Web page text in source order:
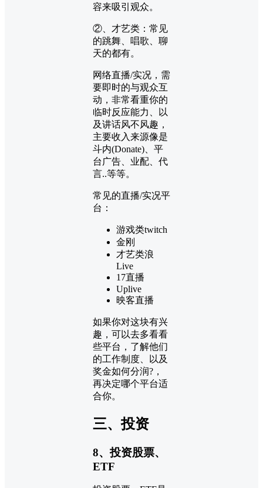
容来吸引观众。
②、才艺类：常见
的跳舞、唱歌、聊
天的都有。
网络直播/实况，需
要即时的与观众互
动，非常看重你的
临时反应能力、以
及讲话风不风趣，
主要收入来源像是
斗内(Donate)、平
台广告、业配、代
言..等等。
常见的直播/实况平
台：
游戏类twitch
金刚
才艺类浪
Live
17直播
Uplive
映客直播
如果你对这块有兴
趣，可以去多看看
些平台，了解他们
的工作制度、以及
奖金如何分润?，
再决定哪个平台适
合你。
三、投资
8、投资股票、
ETF